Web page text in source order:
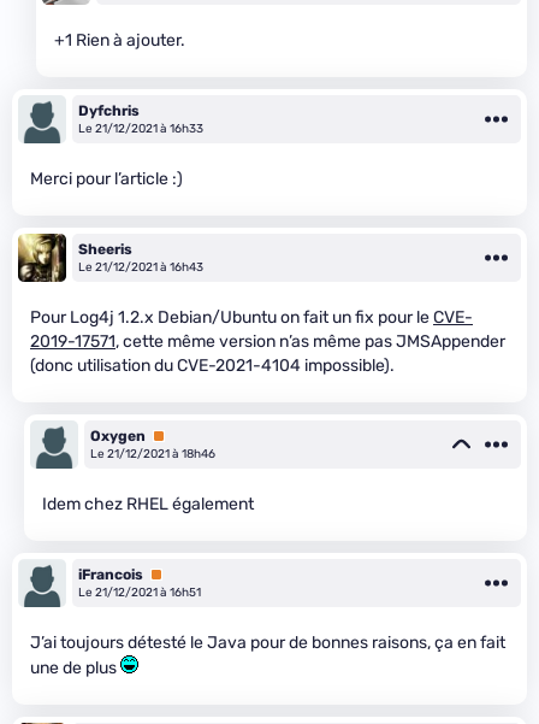
+1 Rien à ajouter.
Dyfchris
Le 21/12/2021 à 16h33
Merci pour l’article :)
Sheeris
Le 21/12/2021 à 16h43
Pour Log4j 1.2.x Debian/Ubuntu on fait un fix pour leCVE-
2019-17571, cette même version n’as même pas JMSAppender
(donc utilisation du CVE-2021-4104 impossible).
Oxygen
Premium
Le 21/12/2021 à 18h46
Idem chez RHEL également
iFrancois Premium
Le 21/12/2021 à 16h51
J’ai toujours détesté le Java pour de bonnes raisons, ça en fait
une de plus